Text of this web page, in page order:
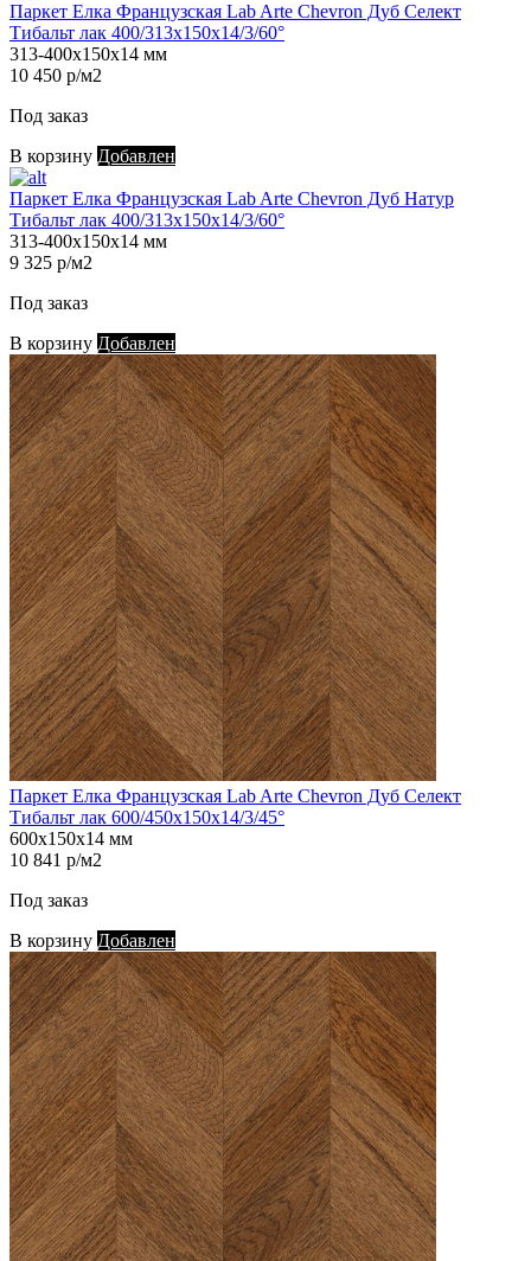
Паркет Елка Французская Lab Arte Chevron Дуб Селект
Тибальт лак 400/313х150х14/3/60°
313-400х150х14 мм
10 450 р/м2
Под заказ
В корзину Добавлен
Паркет Елка Французская Lab Arte Chevron Дуб Натур
Тибальт лак 400/313х150х14/3/60°
313-400х150х14 мм
9 325 р/м2
Под заказ
В корзину Добавлен
Паркет Елка Французская Lab Arte Chevron Дуб Селект
Тибальт лак 600/450х150х14/3/45°
600х150х14 мм
10 841 р/м2
Под заказ
В корзину Добавлен